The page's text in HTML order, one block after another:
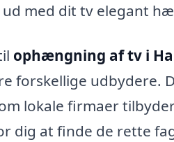
med dit tv elegant
ophængning af tv i
forskellige udbydere.
lokale firmaer
dig at finde de rette